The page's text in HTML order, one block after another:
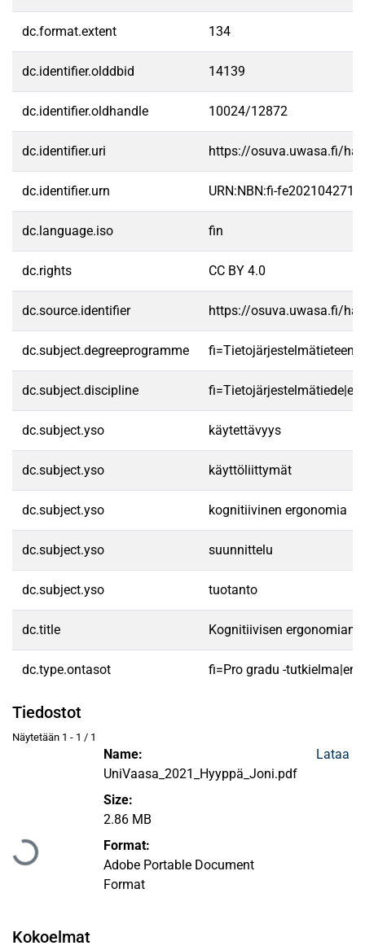
dc.format.extent 134
dc.identifier.olddbid 14139
dc.identifier.oldhandle 10024/12872
dc.identifier.uri https://osuva.uwasa.fi/
dc.identifier.urn URN:NBN:fi-
dc.language.iso fin
dc.rights CC BY 4.0
dc.source.identifier https://osuva.uwasa.fi/
dc.subject.degreeprogramme fi=Tietojärjestelmätieteen
dc.subject.discipline
dc.subject.yso käytettävyys
dc.subject.yso käyttöliittymät
dc.subject.yso kognitiivinen ergonomia
dc.subject.yso suunnittelu
dc.subject.yso tuotanto
dc.title Kognitiivisen ergonomian
dc.type.ontasot fi=Pro gradu -
Tiedostot
Näytetään 1 - 1 / 1
Ladataan...
Name:
UniVaasa_2021_Hyyppä_Joni.pdf
Size:
2.86 MB
Format:
Adobe Portable Document
Format
Lataa
Kokoelmat